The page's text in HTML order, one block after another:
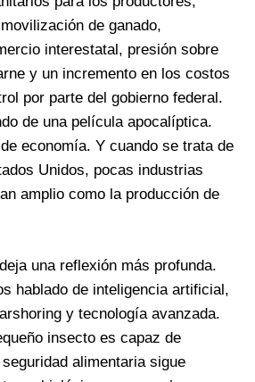
de ganado,
interestatal, presión sobre
y un incremento en los costos
por parte del gobierno federal.
de una película apocalíptica.
economía. Y cuando se trata de
Unidos, pocas industrias
amplio como la producción de
una reflexión más profunda.
hablado de inteligencia artificial,
y tecnología avanzada.
insecto es capaz de
alimentaria sigue